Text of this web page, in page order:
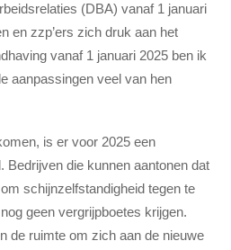
(DBA) vanaf 1 januari
en zzp’ers zich druk aan het
vanaf 1 januari 2025 ben ik
aanpassingen veel van hen
is er voor 2025 een
Bedrijven die kunnen aantonen dat
schijnzelfstandigheid tegen te
geen vergrijpboetes krijgen.
de ruimte om zich aan de nieuwe